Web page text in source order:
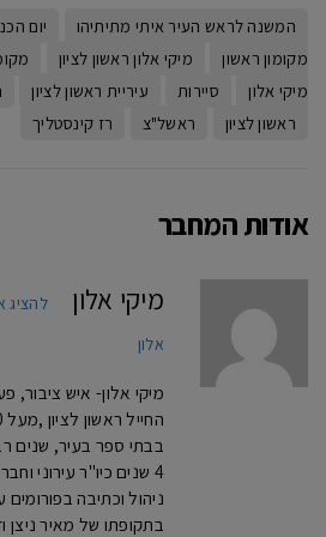
המשנה לראש העיר איתי מתיתיהו יום
מקומון ראשון
מיקי אלון ראשון לציון
מיקי אלון
סיירות עיריית ראשון לציון
ראשון לציון
ראשל"צ רז קינסטליך
אודות המחבר
מיקי אלון
להציג
אלון
מיקי אלון- איש ציבור,
בבתי ספר בעיר, שנים
4 שנים כיו"ר עירוני
ניהול וכתיבה בפורומים
בתקופתו של מאיר ניצן